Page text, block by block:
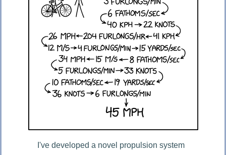
I've developed a novel propulsion system